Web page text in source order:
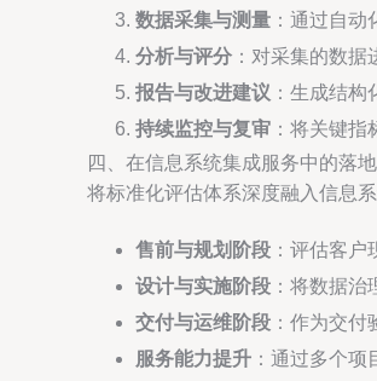
数据采集与测量 ：通过自
分析与评分 ：对采集的数
报告与改进建议 ：生成结
持续监控与复审 ：将关键
四、在信息系统集成服务中的落
将标准化评估体系深度融入信息
售前与规划阶段 ：评估客
设计与实施阶段 ：将数据
交付与运维阶段 ：作为交
服务能力提升 ：通过多个